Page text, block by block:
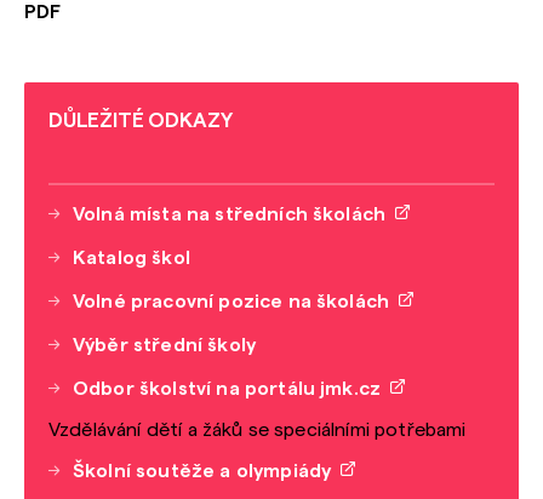
PDF
DŮLEŽITÉ ODKAZY
Volná místa na středních školách
Katalog škol
Volné pracovní pozice na školách
Výběr střední školy
Odbor školství na portálu jmk.cz
Vzdělávání dětí a žáků se speciálními potřebami
Školní soutěže a olympiády